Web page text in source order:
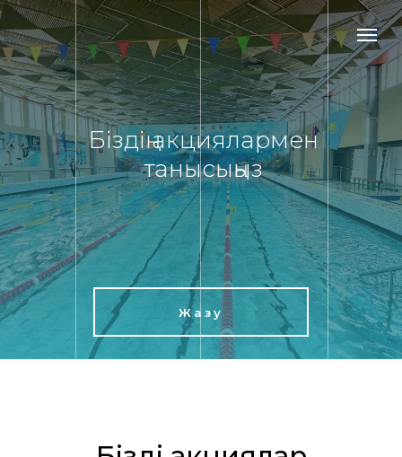
Біздің акциялармен
танысыңыз
Жазу